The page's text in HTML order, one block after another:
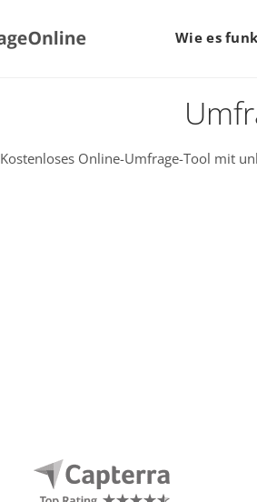
Wie es
Kostenloses Online-Umfrage-Tool mit